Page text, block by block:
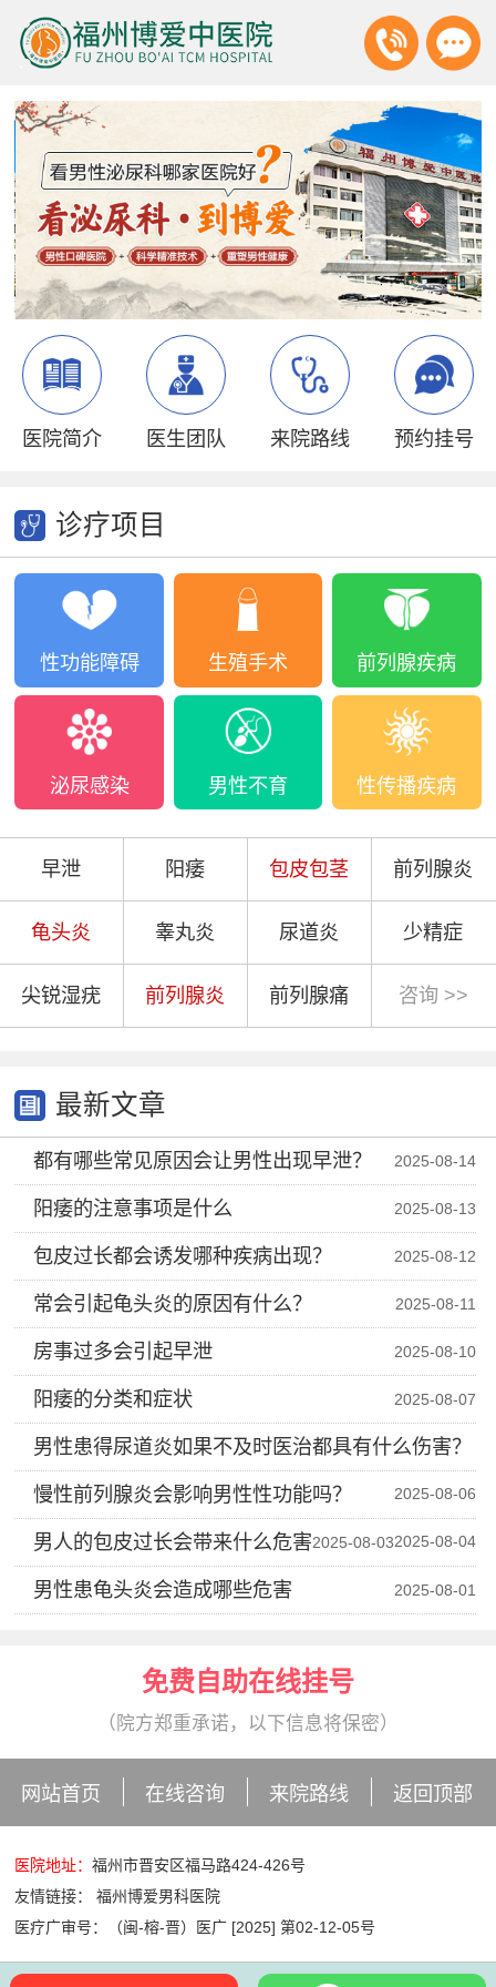
医院简介 医生团队 来院路线 预约挂号
诊疗项目
性功能障碍 生殖手术 前列腺疾病
泌尿感染 男性不育 性传播疾病
早泄 阳痿 包皮包茎 前列腺炎
龟头炎 睾丸炎 尿道炎 少精症
尖锐湿疣 前列腺炎 前列腺痛 咨询 >>
最新文章
都有哪些常见原因会让男性出现早泄？ 2025-08-14
阳痿的注意事项是什么 2025-08-13
包皮过长都会诱发哪种疾病出现？ 2025-08-12
常会引起龟头炎的原因有什么？ 2025-08-11
房事过多会引起早泄 2025-08-10
阳痿的分类和症状 2025-08-07
男性患得尿道炎如果不及时医治都具有什么伤害？
2025-08-06
慢性前列腺炎会影响男性性功能吗？
2025-08-04
男人的包皮过长会带来什么危害2025-08-03
男性患龟头炎会造成哪些危害 2025-08-01
免费自助在线挂号
（院方郑重承诺，以下信息将保密）
网站首页 在线咨询 来院路线 返回顶部
医院地址：福州市晋安区福马路424-426号
友情链接：福州博爱男科医院
医疗广审号：（闽-榕-晋）医广 [2025] 第02-12-05号